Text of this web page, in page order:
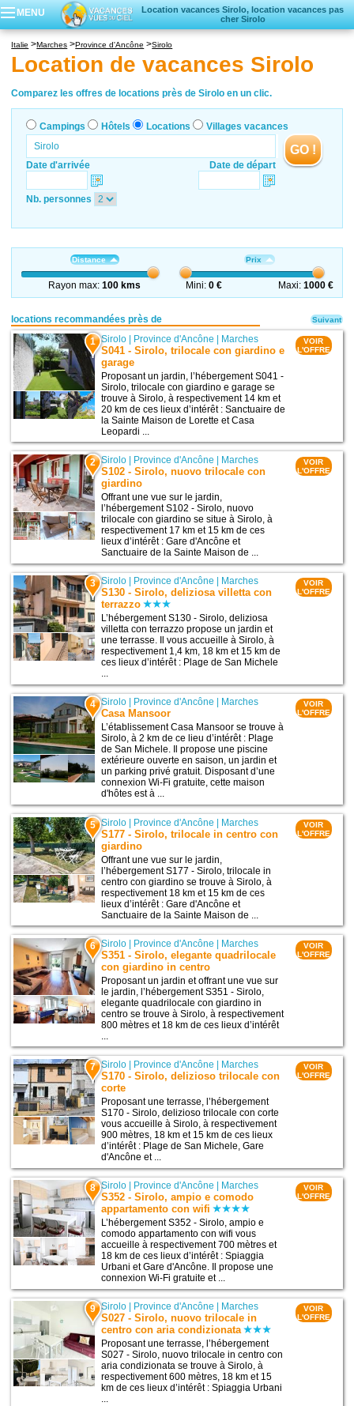
MENU
Location vacances Sirolo, location vacances pas
cher Sirolo
Locations vacances
Villages vacances
Italie Marches Province d'Ancône Sirolo
Location de vacances Sirolo
Comparez les offres de locations près de Sirolo en un clic.
Campings Hôtels Locations Villages vacances
Date d'arrivée Date de départ
GO !
Nb. personnes
Distance
Rayon max:100 kms
Prix
Mini:0 € Maxi: 1000 €
locations recommandées près de
1 Sirolo | Province d'Ancône | Marches
S041 - Sirolo, trilocale con giardino e
garage
Proposant un jardin, l’hébergement S041 -
Sirolo, trilocale con giardino e garage se
trouve à Sirolo, à respectivement 14 km et
20 km de ces lieux d’intérêt : Sanctuaire de
la Sainte Maison de Lorette et Casa
Leopardi ...
VOIR
L'OFFRE
2 Sirolo Province d'Ancône Marches
S102 - Sirolo, nuovo trilocale con
giardino
Offrant une vue sur le jardin,
l’hébergement S102 - Sirolo, nuovo
trilocale con giardino se situe à Sirolo, à
respectivement 17 km et 15 km de ces
lieux d’intérêt : Gare d'Ancône et
Sanctuaire de la Sainte Maison de ...
VOIR
L'OFFRE
3 Sirolo Province d'Ancône Marches
S130 - Sirolo, deliziosa villetta con
terrazzo
L’hébergement S130 - Sirolo, deliziosa
villetta con terrazzo propose un jardin et
une terrasse. Il vous accueille à Sirolo, à
respectivement 1,4 km, 18 km et 15 km de
ces lieux d’intérêt : Plage de San Michele
...
VOIR
L'OFFRE
4 Sirolo Province d'Ancône Marches
Casa Mansoor
L’établissement Casa Mansoor se trouve à
Sirolo, à 2 km de ce lieu d’intérêt : Plage
de San Michele. Il propose une piscine
extérieure ouverte en saison, un jardin et
un parking privé gratuit. Disposant d’une
connexion Wi-Fi gratuite, cette maison
d'hôtes est à ...
VOIR
L'OFFRE
5 Sirolo | Province d'Ancône | Marches
S177 - Sirolo, trilocale in centro con
giardino
Offrant une vue sur le jardin,
l’hébergement S177 - Sirolo, trilocale in
centro con giardino se trouve à Sirolo, à
respectivement 18 km et 15 km de ces
lieux d’intérêt : Gare d'Ancône et
Sanctuaire de la Sainte Maison de ...
VOIR
L'OFFRE
6 Sirolo | Province d'Ancône | Marches
S351 - Sirolo, elegante quadrilocale
con giardino in centro
Proposant un jardin et offrant une vue sur
le jardin, l’hébergement S351 - Sirolo,
elegante quadrilocale con giardino in
centro se trouve à Sirolo, à respectivement
800 mètres et 18 km de ces lieux d’intérêt
VOIR
L'OFFRE
7 Sirolo Province d'Ancône Marches
S170 - Sirolo, delizioso trilocale con
corte
Proposant une terrasse, l’hébergement
S170 - Sirolo, delizioso trilocale con corte
vous accueille à Sirolo, à respectivement
900 mètres, 18 km et 15 km de ces lieux
d’intérêt : Plage de San Michele, Gare
d'Ancône et ...
VOIR
L'OFFRE
8 Sirolo Province d'Ancône Marches
S352 - Sirolo, ampio e comodo
appartamento con wifi
L’hébergement S352 - Sirolo, ampio e
comodo appartamento con wifi vous
accueille à respectivement 700 mètres et
18 km de ces lieux d’intérêt : Spiaggia
Urbani et Gare d'Ancône. Il propose une
connexion Wi-Fi gratuite et ...
VOIR
L'OFFRE
9 Sirolo Province d'Ancône Marches
S027 - Sirolo, nuovo trilocale in
centro con aria condizionata
Proposant une terrasse, l’hébergement
S027 - Sirolo, nuovo trilocale in centro con
aria condizionata se trouve à Sirolo, à
respectivement 600 mètres, 18 km et 15
km de ces lieux d’intérêt : Spiaggia Urbani
...
VOIR
L'OFFRE
Suivant